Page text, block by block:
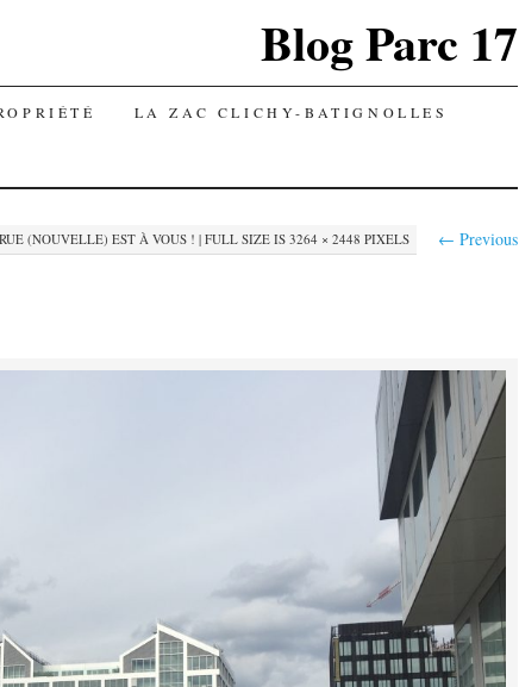
Blog Parc 17
LA ZAC CLICHY-BATIGNOLLES
(NOUVELLE) EST À VOUS ! | FULL SIZE IS 3264 × 2448 PIXELS ← Previous